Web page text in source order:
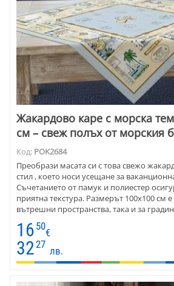
Жакардово каре с морска
см – свеж полъх от морския
Код: POK2684
Преобрази масата си с това свежо
стил , което носи усещане за
Съчетанието от памук и полиестер
приятна текстура. Размерът 100х100 см
вътрешни пространства, така и за
Декорирано с миди, лодки, палми и сини
прекрасно допълнение към интериори
модерен привкус. Подходящо за
визия, която прави всяка среща около
16 50
€
3227
лв.